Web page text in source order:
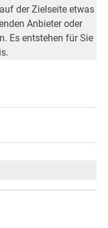
der Zielseite etwas
Anbieter oder
Es entstehen für Sie